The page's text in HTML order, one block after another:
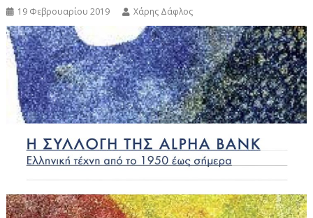
19 Φεβρουαρίου 2019 Χάρης Δάφλος